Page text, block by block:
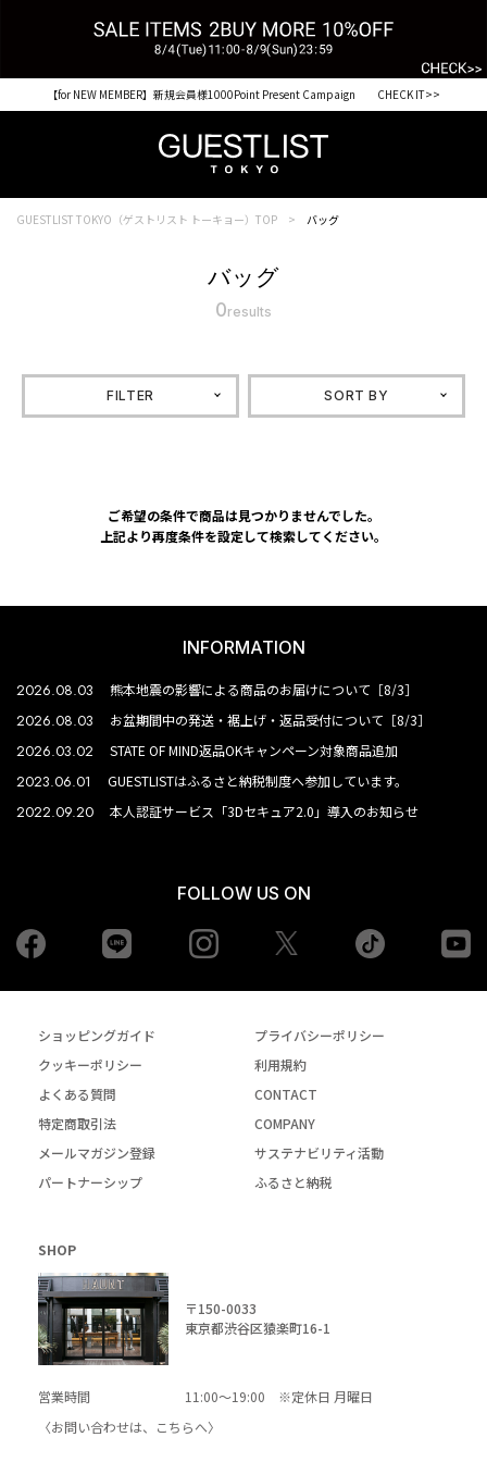
【for NEW MEMBER】新規会員様1000Point Present Campaign CHECK IT>>
GUESTLIST TOKYO（ゲストリスト トーキョー）TOP バッグ
バッグ
0results
FILTER SORT BY
ご希望の条件で商品は見つかりませんでした。
上記より再度条件を設定して検索してください。
INFORMATION
2026.08.03 熊本地震の影響による商品のお届けについて［8/3］
2026.08.03 お盆期間中の発送・裾上げ・返品受付について［8/3］
2026.03.02 STATE OF MIND返品OKキャンペーン対象商品追加
2023.06.01 GUESTLISTはふるさと納税制度へ参加しています。
2022.09.20 本人認証サービス「3Dセキュア2.0」導入のお知らせ
FOLLOW US ON
Facebook Instagram tiktok
ショッピングガイド
プライバシーポリシー
クッキーポリシー
利用規約
よくある質問
CONTACT
特定商取引法
COMPANY
メールマガジン登録
サステナビリティ活動
パートナーシップ
ふるさと納税
SHOP
〒150-0033
東京都渋谷区猿楽町16-1
営業時間
11:00～19:00 ※定休日 月曜日
〈お問い合わせは、
こちらへ〉